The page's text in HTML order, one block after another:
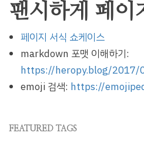
팬시하게 페이
페이지 서식 쇼케이스
markdown 포맷 이해하기:
https://heropy.blog/
emoji 검색: https://
FEATURED TAGS